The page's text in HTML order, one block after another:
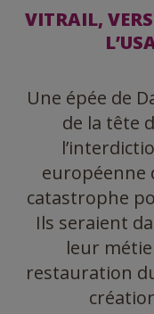
VITRAIL,
Une épée de
de la tête
européenne
catastrophe
Ils seraient
leur
restauration